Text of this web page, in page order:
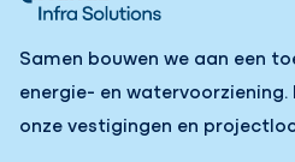
Samen bouwen we aan een
energie- en
onze vestigingen en